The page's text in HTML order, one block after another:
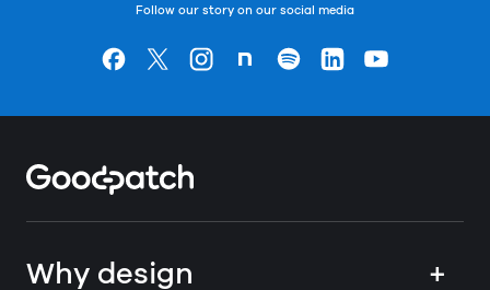
Follow our story on our social media
Goodpatchの
ページ
Goodpatchの
ページ
Goodpatchの
ページGoodpatchの
ページ
Goodpatchの
ページ
Goodpatchの
ページ
Goodpatchの
Why design
+